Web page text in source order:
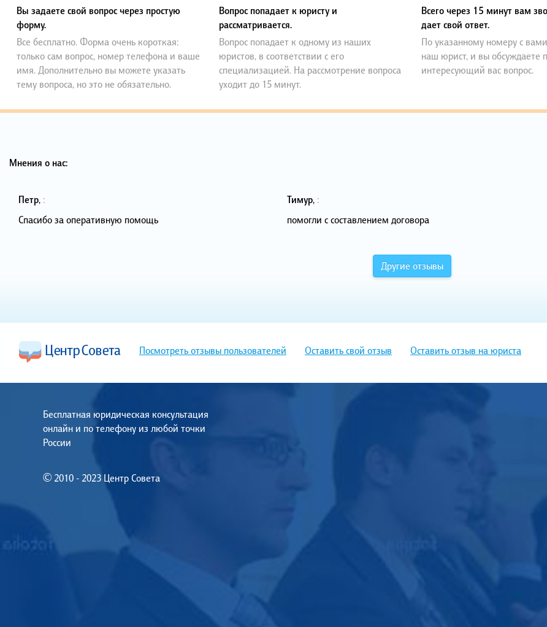
Вы задаете свой вопрос через простую
форму.
Все бесплатно. Форма очень короткая:
только сам вопрос, номер телефона и ваше
имя. Дополнительно вы можете указать
тему вопроса, но это не обязательно.
Вопрос попадает к юристу и
рассматривается.
Вопрос попадает к одному из наших
юристов, в соответствии с его
специализацией. На рассмотрение вопроса
уходит до 15 минут.
Всего через 15 минут вам
дает свой ответ.
По указанному номеру с
наш юрист, и вы обсуждаете
интересующий вас вопрос.
Мнения о нас:
Петр, :
Спасибо за оперативную помощь
Тимур, :
помогли с составлением договора
Другие отзывы
Посмотреть отзывы пользователей Оставить свой отзыв Оставить отзыв на юриста
Бесплатная юридическая консультация
онлайн и по телефону из любой точки
России
© 2010 - 2023 Центр Совета